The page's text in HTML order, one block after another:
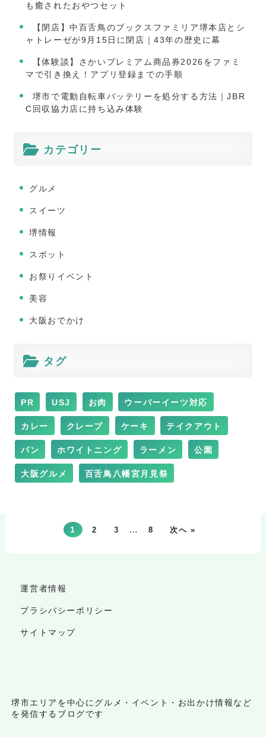
も癒されたおやつセット
【閉店】中百舌鳥のブックスファミリア堺本店とシ
ャトレーゼが9月15日に閉店｜43年の歴史に幕
【体験談】さかいプレミアム商品券2026をファミ
マで引き換え！アプリ登録までの手順
堺市で電動自転車バッテリーを処分する方法｜JBR
C回収協力店に持ち込み体験
カテゴリー
グルメ
スイーツ
堺情報
スポット
お祭りイベント
美容
大阪おでかけ
タグ
PR USJ お肉 ウーバーイーツ対応
カレー クレープ ケーキ テイクアウト
パン ホワイトニング ラーメン 公園
大阪グルメ 百舌鳥八幡宮月見祭
1 2 3 … 8 次へ »
運営者情報
プラシバシーポリシー
サイトマップ
堺市エリアを中心にグルメ・イベント・お出かけ情報など
を発信するブログです